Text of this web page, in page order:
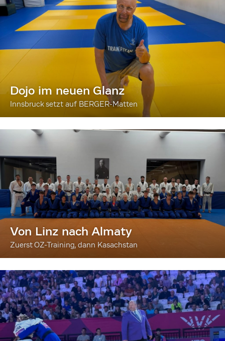
Dojo im neuen Glanz
Innsbruck setzt auf BERGER-Matten
Von Linz nach Almaty
Zuerst OZ-Training, dann Kasachstan